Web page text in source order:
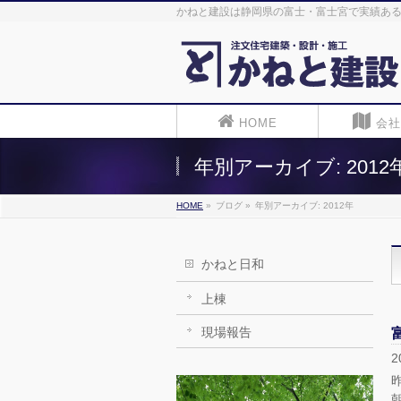
かねと建設は静岡県の富士・富士宮で実績あ
HOME 会
年別アーカイブ: 2012
HOME » ブログ » 年別アーカイブ: 2012年
かねと日和
上棟
現場報告